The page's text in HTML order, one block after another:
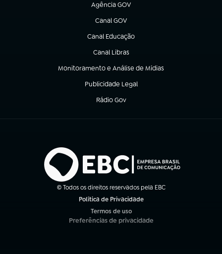
Agência GOV
(abre em nova aba)
Canal GOV
(abre em nova aba)
Canal Educação
(abre em nova aba)
Canal Libras
(abre em nova aba)
Monitoramento e Análise de Mídias
(abre em nova aba)
Publicidade Legal
(abre em nova aba)
Rádio Gov
(abre em nova aba)
© Todos os direitos reservados pela EBC
Política de Privacidade
Termos de uso
(abre em nova aba)
Preferências de privacidade